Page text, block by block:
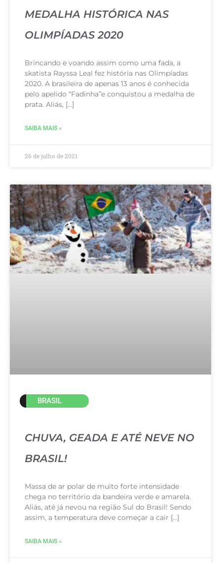
MEDALHA HISTÓRICA NAS
OLIMPÍADAS 2020
Brincando e voando assim como uma fada, a
skatista Rayssa Leal fez história nas Olimpíadas
2020. A brasileira de apenas 13 anos é conhecida
pelo apelido “Fadinha”e conquistou a medalha de
prata. Aliás, […]
SAIBA MAIS »
26 de julho de 2021
BRASIL
CHUVA, GEADA E ATÉ NEVE NO
BRASIL!
Massa de ar polar de muito forte intensidade
chega no território da bandeira verde e amarela.
Aliás, até já nevou na região Sul do Brasil! Sendo
assim, a temperatura deve começar a cair […]
SAIBA MAIS »